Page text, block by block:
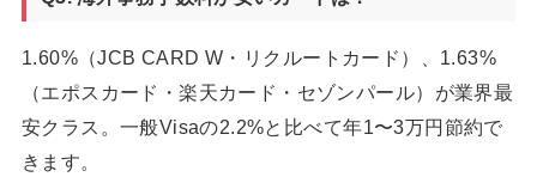
1.60%（JCB CARD W・リクルートカード）、1.63%
（エポスカード・楽天カード・セゾンパール）が業界最
安クラス。一般Visaの2.2%と比べて年1〜3万円節約で
きます。